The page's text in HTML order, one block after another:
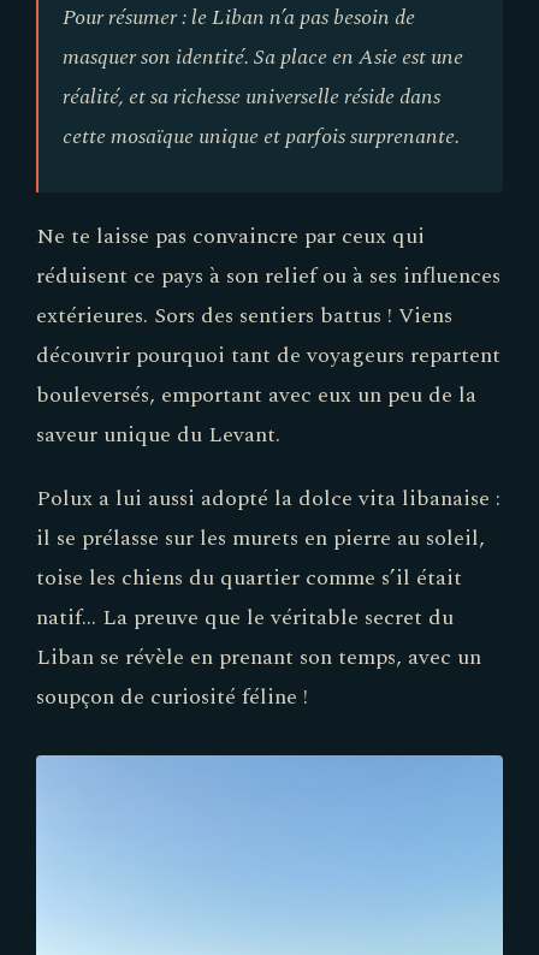
Pour résumer : le Liban n’a pas besoin de
masquer son identité. Sa place en Asie est une
réalité, et sa richesse universelle réside dans
cette mosaïque unique et parfois surprenante.
Ne te laisse pas convaincre par ceux qui
réduisent ce pays à son relief ou à ses influences
extérieures. Sors des sentiers battus ! Viens
découvrir pourquoi tant de voyageurs repartent
bouleversés, emportant avec eux un peu de la
saveur unique du Levant.
Polux a lui aussi adopté la dolce vita libanaise :
il se prélasse sur les murets en pierre au soleil,
toise les chiens du quartier comme s’il était
natif… La preuve que le véritable secret du
Liban se révèle en prenant son temps, avec un
soupçon de curiosité féline !